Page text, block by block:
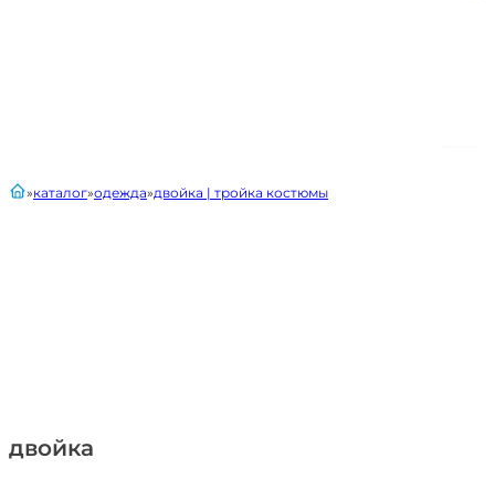
двойка
главнаякаталог одежда двойка | тройка костюмы